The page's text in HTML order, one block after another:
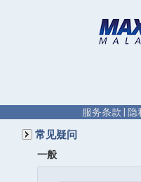
服务条款 隐
常见疑问
一般